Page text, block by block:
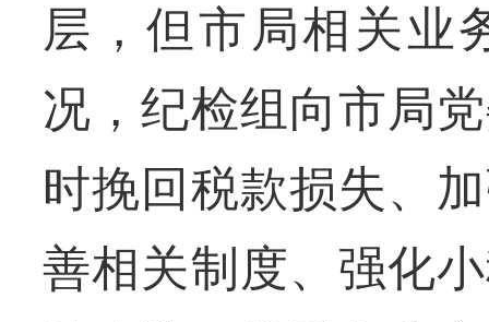
层，但市局相关业
况，纪检组向市局
时挽回税款损失、
善相关制度、强化